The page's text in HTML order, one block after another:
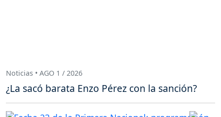
Noticias • AGO 1 / 2026
¿La sacó barata Enzo Pérez con la sanción?